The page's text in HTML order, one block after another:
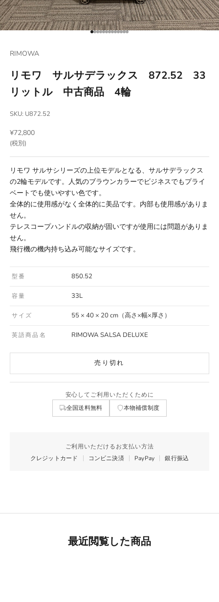
項目に移動する 1
項目に移動する 2
項目に移動する 3
項目に移動する 4
項目に移動する 5
項目に移動する 6
項目に移動する 7
項目に移動する 8
項目に移動する 9
項目に移動する 10
項目に移動する 11
項目に移動する 12
項目に移動する 13
RIMOWA
リモワ サルサデラックス 872.52 33
リットル 中古商品 4輪
SKU: U872.52
セール価格
¥72,800
(税別)
リモワ サルサシリーズの上位モデルとなる、サルサデラックス
の2輪モデルです。人気のブラウンカラーでビジネスでもプライ
ベートでも使いやすい色です。
全体的に使用感がなく全体的に美品です。内部も使用感がありま
せん。
テレスコープハンドルの収納が固いですが使用には問題がありま
せん。
飛行機の機内持ち込み可能なサイズです。
型番 850.52
容量 33L
サイズ 55 × 40 × 20 cm（高さ×幅×厚さ）
英語商品名 RIMOWA SALSA DELUXE
売り切れ
安心してご利用いただくために
全国送料無料 本物補償制度
ご利用いただけるお支払い方法
クレジットカード
コンビニ決済 PayPay 銀行振込
最近閲覧した商品